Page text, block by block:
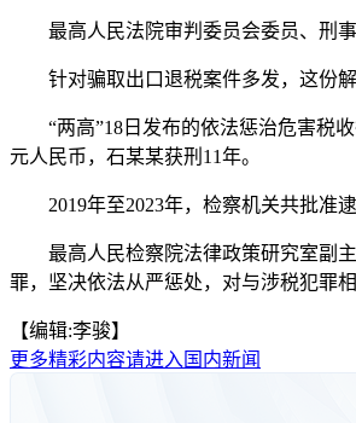
最高人民法院审判委员会委员、刑事
针对骗取出口退税案件多发，这份解
“两高”18日发布的依法惩治危害税收
元人民币，石某某获刑11年。
2019年至2023年，检察机关共批准逮
最高人民检察院法律政策研究室副主
罪，坚决依法从严惩处，对与涉税犯罪
【编辑:李骏】
更多精彩内容请进入国内新闻